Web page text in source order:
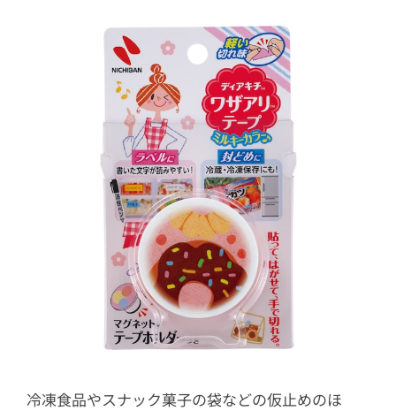
冷凍食品やスナック菓子の袋などの仮止めのほ